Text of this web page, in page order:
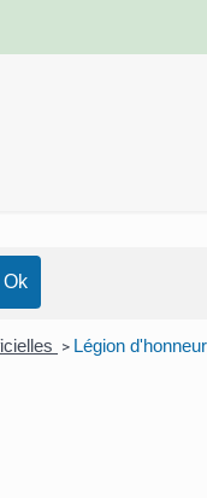
> Légion d'honneur